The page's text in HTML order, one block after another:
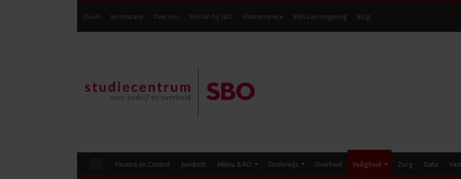
Sbo.nl Incompany Over ons Werken bij SBO Klantenservice Mijn Leeromgeving Blog
Finance en Control Juridisch Milieu & RO Onderwijs Overheid Veiligheid Zorg Data